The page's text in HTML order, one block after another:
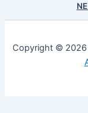
Copyright © 2026